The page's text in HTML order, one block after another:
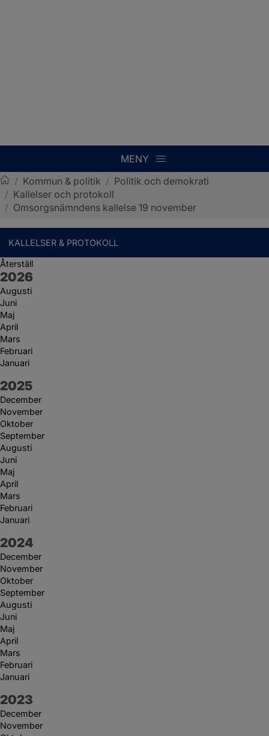
MENY
Sotenäs kommun
/ Kommun & politik / Politik och demokrati
/ Kallelser och protokoll
/ Omsorgsnämndens kallelse 19 november
KALLELSER & PROTOKOLL
Återställ
År:
2026
Augusti
Juni
Maj
April
Mars
Februari
Januari
År:
2025
December
November
Oktober
September
Augusti
Juni
Maj
April
Mars
Februari
Januari
År:
2024
December
November
Oktober
September
Augusti
Juni
Maj
April
Mars
Februari
Januari
År:
2023
December
November